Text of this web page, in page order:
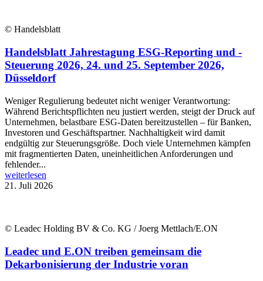
© Handelsblatt
Handelsblatt Jahrestagung ESG-Reporting und -
Steuerung 2026, 24. und 25. September 2026,
Düsseldorf
Weniger Regulierung bedeutet nicht weniger Verantwortung:
Während Berichtspflichten neu justiert werden, steigt der Druck auf
Unternehmen, belastbare ESG-Daten bereitzustellen – für Banken,
Investoren und Geschäftspartner. Nachhaltigkeit wird damit
endgültig zur Steuerungsgröße. Doch viele Unternehmen kämpfen
mit fragmentierten Daten, uneinheitlichen Anforderungen und
fehlender...
weiterlesen
21. Juli 2026
© Leadec Holding BV & Co. KG / Joerg Mettlach/E.ON
Leadec und E.ON treiben gemeinsam die
Dekarbonisierung der Industrie voran